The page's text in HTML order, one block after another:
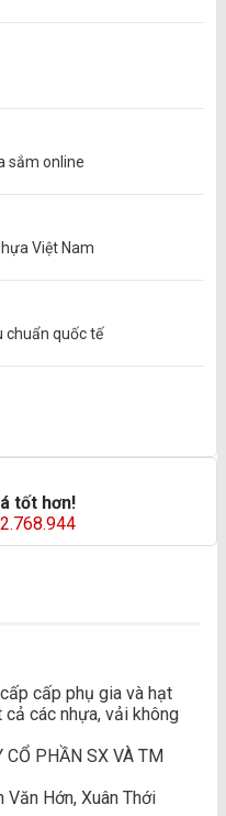
sắm online
Việt Nam
chuẩn quốc tế
tốt hơn!
cấp phụ gia và hạt
các nhựa, vải không
PHẦN SX VÀ TM
Hớn, Xuân Thới